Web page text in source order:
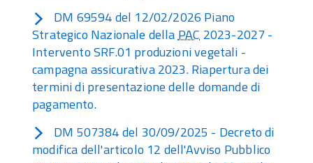
DM 69594 del 12/02/2026 Piano
Strategico Nazionale dellaPAC 2023-2027 -
Intervento SRF.01 produzioni vegetali -
campagna assicurativa 2023. Riapertura dei
termini di presentazione delle domande di
pagamento.
DM 507384 del 30/09/2025 - Decreto di
modifica dell'articolo 12 dell'Avviso Pubblico